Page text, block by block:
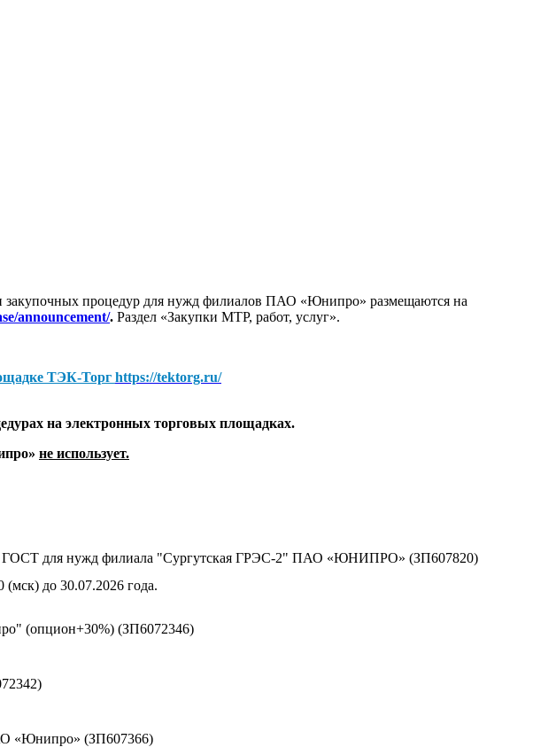
закупочных процедур для нужд филиалов ПАО «Юнипро» размещаются на
announcement/. Раздел «Закупки МТР, работ, услуг».
ТЭК-Торг https://tektorg.ru/
на электронных торговых площадках.
не использует.
с ГОСТ для нужд филиала "Сургутская ГРЭС-2" ПАО «ЮНИПРО» (ЗП607820)
до 30.07.2026 года.
(опцион+30%) (ЗП6072346)
«Юнипро» (ЗП607366)